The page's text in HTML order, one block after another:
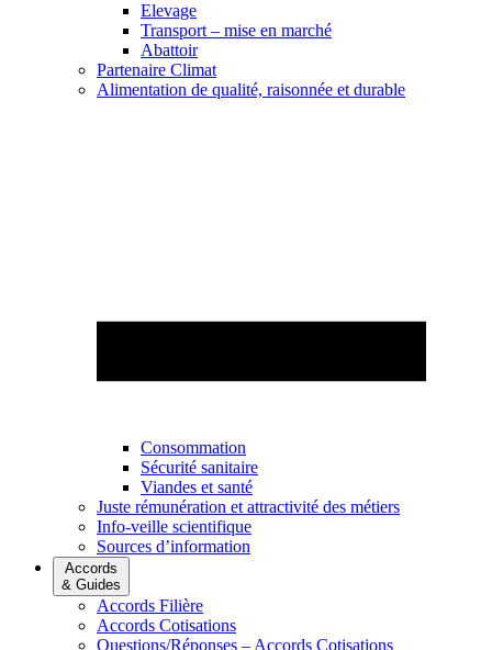
Elevage
Transport – mise en marché
Abattoir
Partenaire Climat
Alimentation de qualité, raisonnée et durable
Consommation
Sécurité sanitaire
Viandes et santé
Juste rémunération et attractivité des métiers
Info-veille scientifique
Sources d’information
Accords
& Guides
Accords Filière
Accords Cotisations
Questions/Réponses – Accords Cotisations